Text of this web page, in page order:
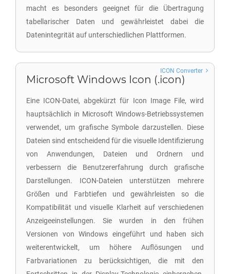
macht es besonders geeignet für die Übertragung
tabellarischer Daten und gewährleistet dabei die
Datenintegrität auf unterschiedlichen Plattformen.
Microsoft Windows Icon (.icon)
Eine ICON-Datei, abgekürzt für Icon Image File, wird
hauptsächlich in Microsoft Windows-Betriebssystemen
verwendet, um grafische Symbole darzustellen. Diese
Dateien sind entscheidend für die visuelle Identifizierung
von Anwendungen, Dateien und Ordnern und
verbessern die Benutzererfahrung durch grafische
Darstellungen. ICON-Dateien unterstützen mehrere
Größen und Farbtiefen und gewährleisten so die
Kompatibilität und visuelle Klarheit auf verschiedenen
Anzeigeeinstellungen. Sie wurden in den frühen
Versionen von Windows eingeführt und haben sich
weiterentwickelt, um höhere Auflösungen und
Farbvariationen zu berücksichtigen, die mit den
ICON Converter